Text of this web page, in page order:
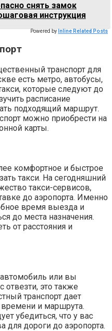
снять замок
инструкция
Powered by Inline Related Posts
транспорт для
есть метро, автобусы,
которые следуют до
расписание
подходящий маршрут.
можно приобрести на
карты.
комфортное и быстрое
такси. На сегодняшний
такси-сервисов,
до аэропорта. Именно
время выезда и
до места назначения.
от расстояния и
или вы
отвезти, это также
транспорт дает
и маршрута.
убедиться, что у вас
для дороги до аэропорта.